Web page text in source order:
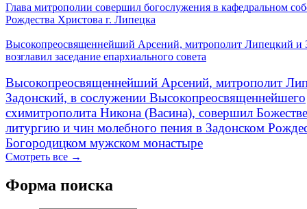
Глава митрополии совершил богослужения в кафедральном
Рождества Христова г. Липецка
Высокопреосвященнейший Арсений, митрополит Липецкий и
возглавил заседание епархиального совета
Высокопреосвященнейший Арсений, митрополит
Задонский, в сослужении Высокопреосвященнейшего
схимитрополита Никона (Васина), совершил
литургию и чин молебного пения в Задонском
Богородицком мужском монастыре
Смотреть все →
Форма поиска